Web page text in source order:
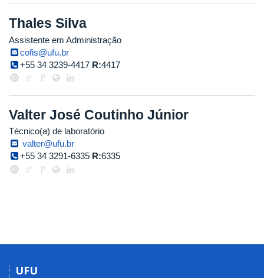
Thales Silva
Assistente em Administração
cofis@ufu.br
+55 34 3239-4417 R:4417
Valter José Coutinho Júnior
Técnico(a) de laboratório
valter@ufu.br
+55 34 3291-6335 R:6335
UFU